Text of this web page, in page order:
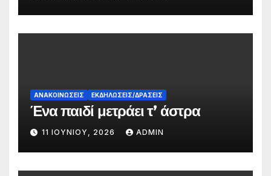
ΑΝΑΚΟΙΝΏΣΕΙΣ ΕΚΔΗΛΏΣΕΙΣ/ΔΡΆΣΕΙΣ
Ένα παιδί μετράει τ’ άστρα
11 ΙΟΥΝΊΟΥ, 2026 ADMIN